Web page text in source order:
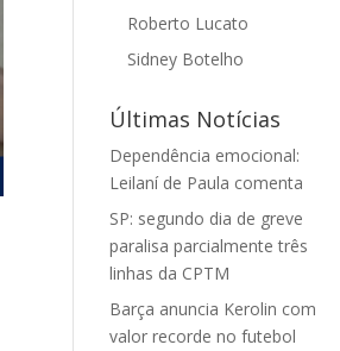
Roberto Lucato
Sidney Botelho
Últimas Notícias
Dependência emocional:
Leilaní de Paula comenta
SP: segundo dia de greve
paralisa parcialmente três
linhas da CPTM
Barça anuncia Kerolin com
valor recorde no futebol